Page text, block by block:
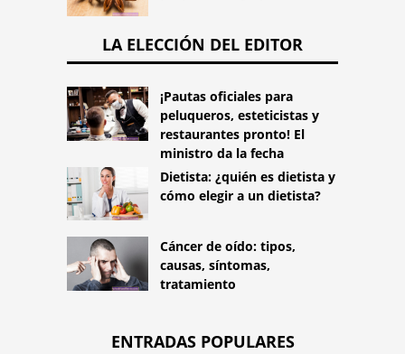
LA ELECCIÓN DEL EDITOR
¡Pautas oficiales para
peluqueros, esteticistas y
restaurantes pronto! El
ministro da la fecha
Dietista: ¿quién es dietista y
cómo elegir a un dietista?
Cáncer de oído: tipos,
causas, síntomas,
tratamiento
ENTRADAS POPULARES